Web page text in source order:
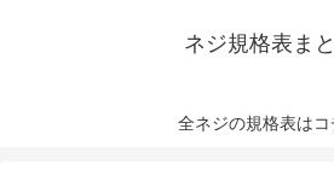
ネジ規格表ま
全ネジの規格表はコ